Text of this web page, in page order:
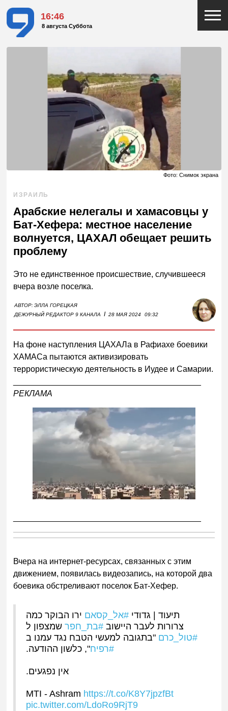
16:46
8 августа Суббота
Фото: Снимок экрана
ИЗРАИЛЬ
Арабские нелегалы и хамасовцы у
Бат-Хефера: местное население
волнуется, ЦАХАЛ обещает решить
проблему
Это не единственное происшествие, случившееся
вчера возле поселка.
АВТОР:ЭЛЛА ГОРЕЦКАЯ
ДЕЖУРНЫЙ РЕДАКТОР 9 КАНАЛА
I 28 МАЯ 2024 09:32
На фоне наступления ЦАХАЛа в Рафиахе боевики
ХАМАСа пытаются активизировать
террористическую деятельность в Иудее и Самарии.
РЕКЛАМА
Вчера на интернет-ресурсах, связанных с этим
движением, появилась видеозапись, на которой два
боевика обстреливают поселок Бат-Хефер.
תיעוד | גדודי #אל_קסאם ירו הבוקר כמה
צרורות לעבר היישוב #בת_חפרשמצפון ל
#טול_כרם "בתגובה למעשי הטבח נגד עמנו ב
#רפיח", כלשון ההודעה.
אין נפגעים.
MTI - Ashram https://t.co/K8Y7jpzfBt
pic.twitter.com/LdoRo9RjT9